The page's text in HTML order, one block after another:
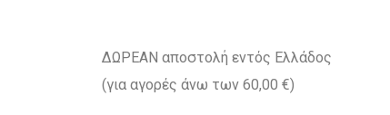
ΔΩΡΕΑΝ αποστολή εντός Ελλάδος
(για αγορές άνω των 60,00 €)